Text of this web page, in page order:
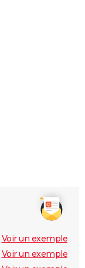
Voir un exemple
Voir un exemple